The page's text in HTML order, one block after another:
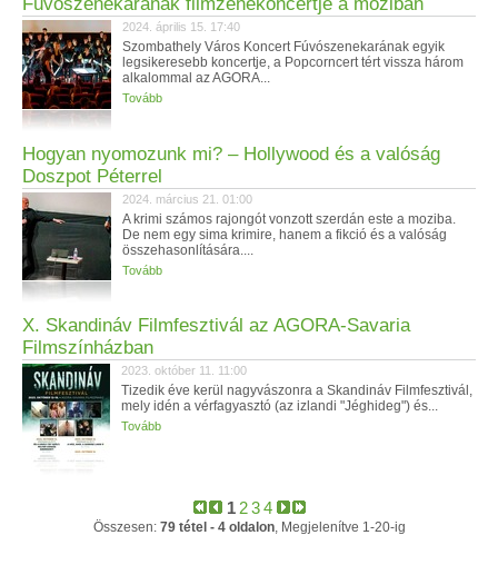
2024. április 15. 17:40
Szombathely Város Koncert Fúvószenekarának egyik
legsikeresebb koncertje, a Popcorncert tért vissza három
alkalommal az AGORA...
Tovább
Hogyan nyomozunk mi? – Hollywood és a valóság
Doszpot Péterrel
2024. március 21. 01:00
A krimi számos rajongót vonzott szerdán este a moziba.
De nem egy sima krimire, hanem a fikció és a valóság
összehasonlítására....
Tovább
X. Skandináv Filmfesztivál az AGORA-Savaria
Filmszínházban
2023. október 11. 11:00
Tizedik éve kerül nagyvászonra a Skandináv Filmfesztivál,
mely idén a vérfagyasztó (az izlandi "Jéghideg") és...
Tovább
1 2 3 4
Összesen: 79 tétel - 4 oldalon, Megjelenítve 1-20-ig